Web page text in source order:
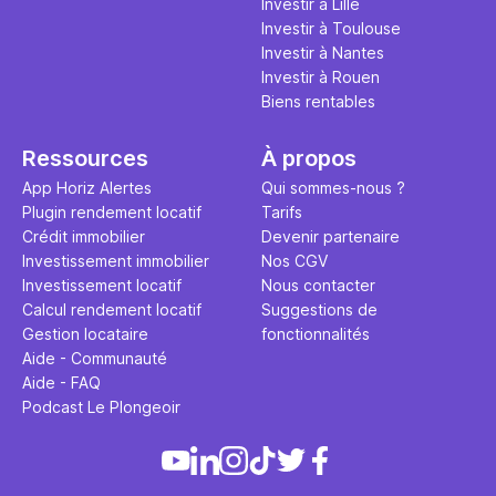
Investir à Lille
Investir à Toulouse
Investir à Nantes
Investir à Rouen
Biens rentables
Ressources
App Horiz Alertes
Plugin rendement locatif
Crédit immobilier
Investissement immobilier
Investissement locatif
Calcul rendement locatif
Gestion locataire
Aide - Communauté
Aide - FAQ
Podcast Le Plongeoir
À propos
Qui sommes-nous ?
Tarifs
Devenir partenaire
Nos CGV
Nous contacter
Suggestions de
fonctionnalités